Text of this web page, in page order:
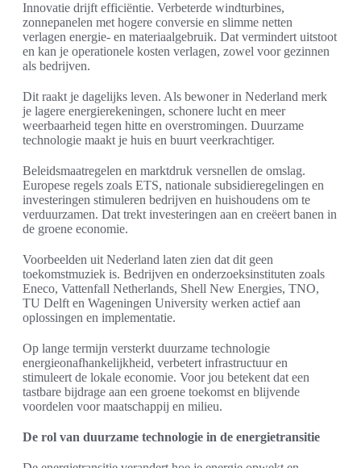
Innovatie drijft efficiëntie. Verbeterde windturbines,
zonnepanelen met hogere conversie en slimme netten
verlagen energie- en materiaalgebruik. Dat vermindert uitstoot
en kan je operationele kosten verlagen, zowel voor gezinnen
als bedrijven.
Dit raakt je dagelijks leven. Als bewoner in Nederland merk
je lagere energierekeningen, schonere lucht en meer
weerbaarheid tegen hitte en overstromingen. Duurzame
technologie maakt je huis en buurt veerkrachtiger.
Beleidsmaatregelen en marktdruk versnellen de omslag.
Europese regels zoals ETS, nationale subsidieregelingen en
investeringen stimuleren bedrijven en huishoudens om te
verduurzamen. Dat trekt investeringen aan en creëert banen in
de groene economie.
Voorbeelden uit Nederland laten zien dat dit geen
toekomstmuziek is. Bedrijven en onderzoeksinstituten zoals
Eneco, Vattenfall Netherlands, Shell New Energies, TNO,
TU Delft en Wageningen University werken actief aan
oplossingen en implementatie.
Op lange termijn versterkt duurzame technologie
energieonafhankelijkheid, verbetert infrastructuur en
stimuleert de lokale economie. Voor jou betekent dat een
tastbare bijdrage aan een groene toekomst en blijvende
voordelen voor maatschappij en milieu.
De rol van duurzame technologie in de energietransitie